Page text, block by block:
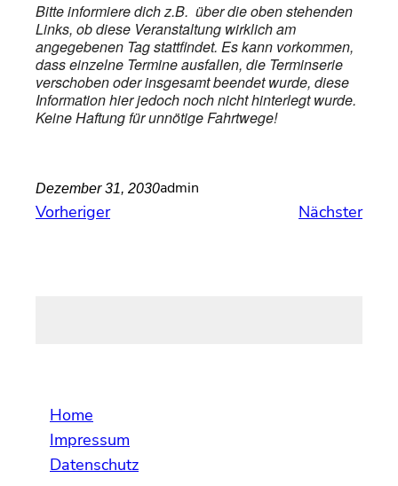
Bitte informiere dich z.B. über die oben stehenden
Links, ob diese Veranstaltung wirklich am
angegebenen Tag stattfindet. Es kann vorkommen,
dass einzelne Termine ausfallen, die Terminserie
verschoben oder insgesamt beendet wurde, diese
Information hier jedoch noch nicht hinterlegt wurde.
Keine Haftung für unnötige Fahrtwege!
Dezember 31, 2030admin
Vorheriger Nächster
Home
Impressum
Datenschutz